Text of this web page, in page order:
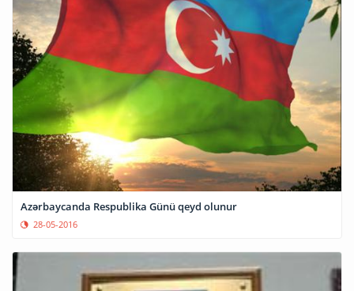
Azərbaycanda Respublika Günü qeyd olunur
28-05-2016